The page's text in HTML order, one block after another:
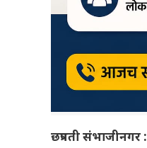
छत्रपती संभाजीनगर :